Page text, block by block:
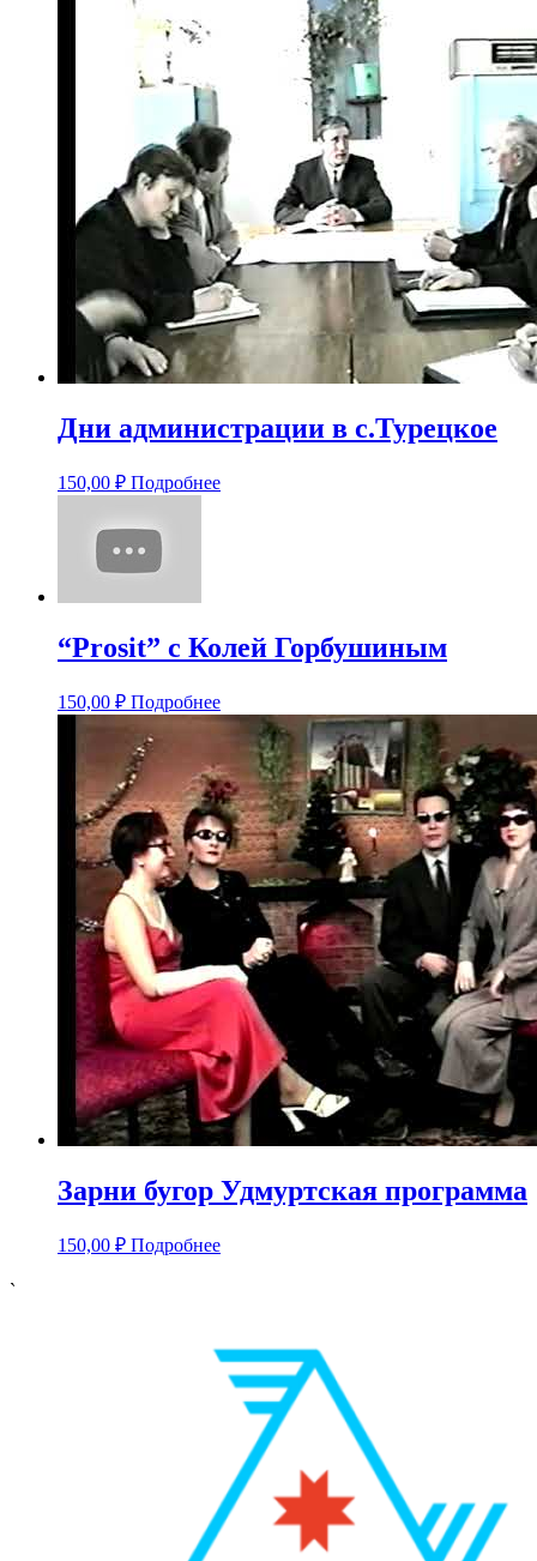
Дни администрации в с.Турецкое
150,00 ₽ Подробнее
“Prosit” с Колей Горбушиным
150,00 ₽ Подробнее
Зарни бугор Удмуртская программа
150,00 ₽ Подробнее
`